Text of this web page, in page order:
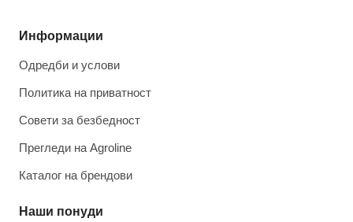
Информации
Одредби и услови
Политика на приватност
Совети за безбедност
Прегледи на Agroline
Каталог на брендови
Наши понуди